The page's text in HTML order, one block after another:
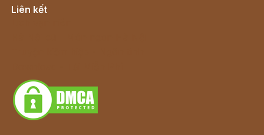
Liên kết